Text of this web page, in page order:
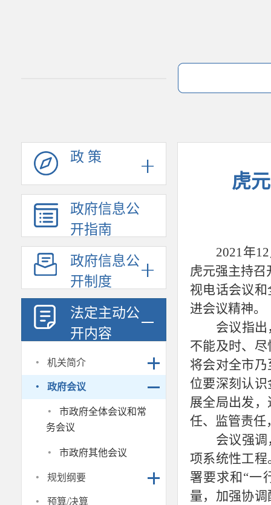
政 策
政府信息公
开指南
政府信息公
开制度
法定主动公
开内容
· 机关简介
· 政府会议
·
市政府全体会议和常
务会议
· 市政府其他会议
· 规划纲要
预算/决算
虎
2021年
虎元强主持召
视电话会议
进会议精神。
会议指
不能及时、
将会对全市
位要深刻认
展全局出发
任、监管责任
会议强调
项系统性工
署要求和“一
量， 加强协